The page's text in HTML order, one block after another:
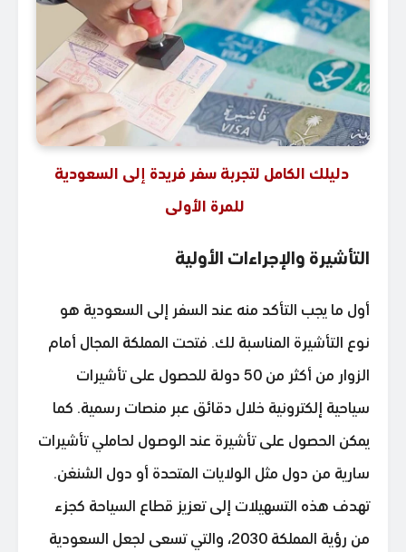
دليلك الكامل لتجربة سفر فريدة إلى السعودية
للمرة الأولى
التأشيرة والإجراءات الأولية
أول ما يجب التأكد منه عند السفر إلى السعودية هو
نوع التأشيرة المناسبة لك. فتحت المملكة المجال أمام
الزوار من أكثر من 50 دولة للحصول على تأشيرات
سياحية إلكترونية خلال دقائق عبر منصات رسمية. كما
يمكن الحصول على تأشيرة عند الوصول لحاملي تأشيرات
سارية من دول مثل الولايات المتحدة أو دول الشنغن.
تهدف هذه التسهيلات إلى تعزيز قطاع السياحة كجزء
من رؤية المملكة 2030، والتي تسعى لجعل السعودية